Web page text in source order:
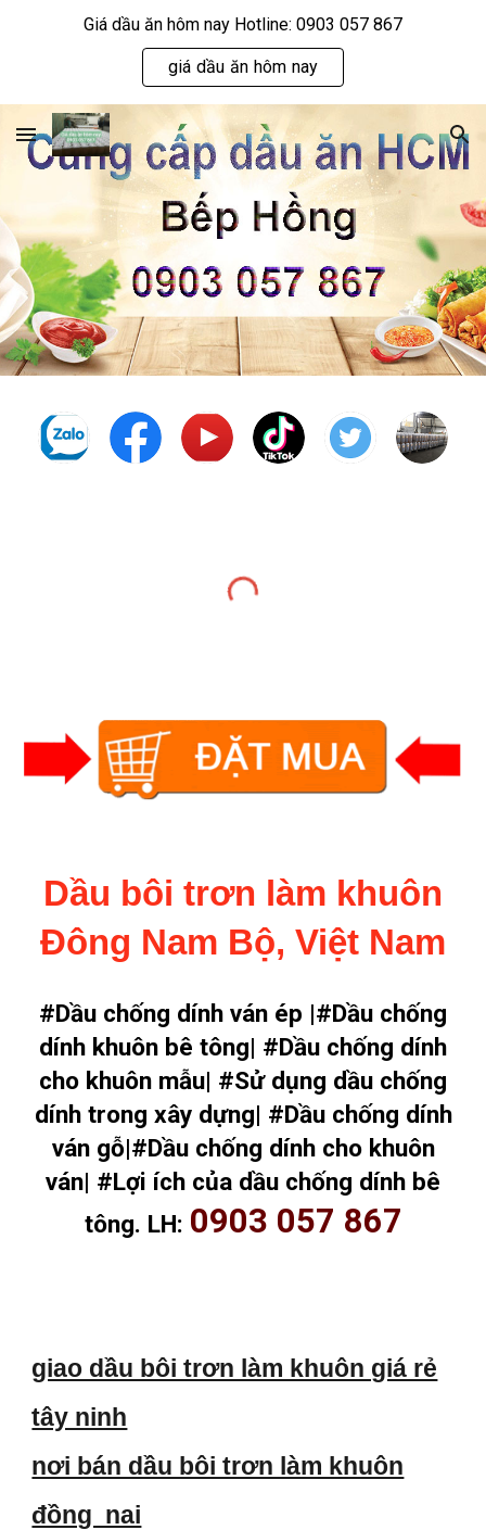
Giá dầu ăn hôm nay Hotline: 0903 057 867
giá dầu ăn hôm nay
Dầu bôi trơn làm khuôn
Đông Nam Bộ, Việt Nam
#Dầu chống dính ván ép |#Dầu chống
dính khuôn bê tông| #Dầu chống dính
cho khuôn mẫu| #Sử dụng dầu chống
dính trong xây dựng| #Dầu chống dính
ván gỗ|#Dầu chống dính cho khuôn
ván| #Lợi ích của dầu chống dính bê
tông. LH: 0903 057 867
giao dầu bôi trơn làm khuôn giá rẻ
tây ninh
nơi bán dầu bôi trơn làm khuôn
đồng nai